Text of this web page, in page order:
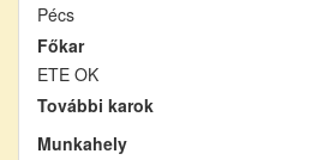
Pécs
Főkar
ETE OK
További karok
Munkahely